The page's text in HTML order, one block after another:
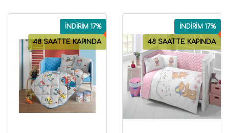
48 SAATTE KAPINDA
İNDİRİM 17%
48 SAATTE KAPINDA
İNDİRİM 17%